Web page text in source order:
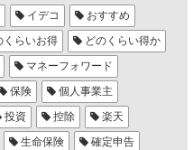
イデコ
おすすめ
くらいお得
どのくらい得か
マネーフォワード
保険
個人事業主
投資 控除
楽天
生命保険
確定申告